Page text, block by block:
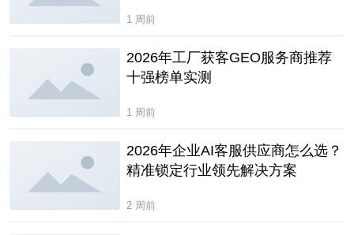
1 周前
2026年工厂获客GEO服务商推荐
十强榜单实测
1 周前
2026年企业AI客服供应商怎么选？
精准锁定行业领先解决方案
2 周前